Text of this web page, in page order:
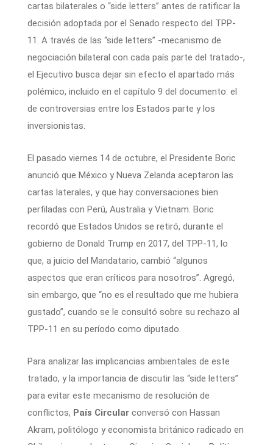
cartas bilaterales o “side letters” antes de ratificar la
decisión adoptada por el Senado respecto del TPP-
11. A través de las “side letters” -mecanismo de
negociación bilateral con cada país parte del tratado-,
el Ejecutivo busca dejar sin efecto el apartado más
polémico, incluido en el capítulo 9 del documento: el
de controversias entre los Estados parte y los
inversionistas.
El pasado viernes 14 de octubre, el Presidente Boric
anunció que México y Nueva Zelanda aceptaron las
cartas laterales, y que hay conversaciones bien
perfiladas con Perú, Australia y Vietnam. Boric
recordó que Estados Unidos se retiró, durante el
gobierno de Donald Trump en 2017, del TPP-11, lo
que, a juicio del Mandatario, cambió “algunos
aspectos que eran críticos para nosotros”. Agregó,
sin embargo, que “no es el resultado que me hubiera
gustado”, cuando se le consultó sobre su rechazo al
TPP-11 en su período como diputado.
Para analizar las implicancias ambientales de este
tratado, y la importancia de discutir las “side letters”
para evitar este mecanismo de resolución de
conflictos, País Circular conversó con Hassan
Akram, politólogo y economista británico radicado en